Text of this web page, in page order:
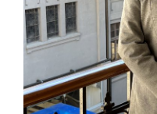
Académicos
Funcionarios
Alumni